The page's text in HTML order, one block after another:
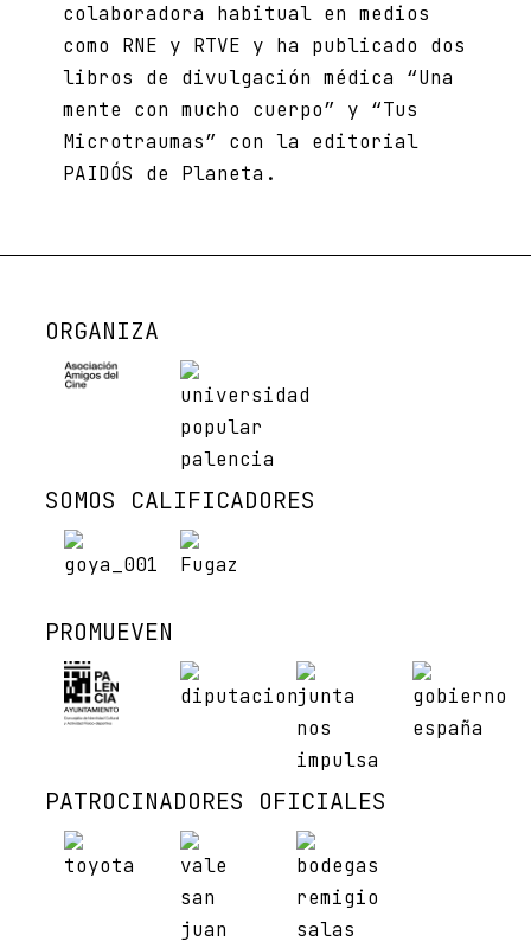
colaboradora habitual en medios
como RNE y RTVE y ha publicado dos
libros de divulgación médica “Una
mente con mucho cuerpo” y “Tus
Microtraumas” con la editorial
PAIDÓS de Planeta.
ORGANIZA
SOMOS CALIFICADORES
PROMUEVEN
PATROCINADORES OFICIALES